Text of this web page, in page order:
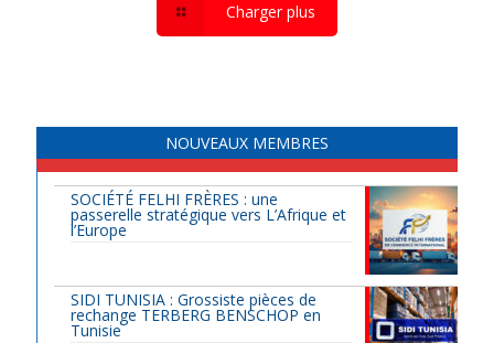
Charger plus
NOUVEAUX MEMBRES
SOCIÉTÉ FELHI FRÈRES : une
passerelle stratégique vers L’Afrique et
l’Europe
SIDI TUNISIA : Grossiste pièces de
rechange TERBERG BENSCHOP en
Tunisie